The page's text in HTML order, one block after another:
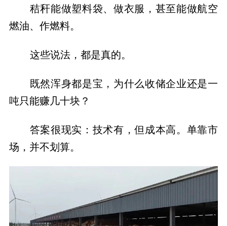
秸秆能做塑料袋、做衣服，甚至能做航空
燃油、作燃料。
这些说法，都是真的。
既然浑身都是宝，为什么收储企业还是一
吨只能赚几十块？
答案很现实：技术有，但成本高。单靠市
场，并不划算。